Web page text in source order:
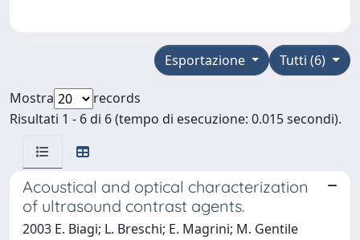
Tutti (6)
Esportazione
Mostra
records
Risultati 1 - 6 di 6 (tempo di esecuzione: 0.015 secondi).
Acoustical and optical characterization
of ultrasound contrast agents.
2003 E. Biagi; L. Breschi; E. Magrini; M. Gentile